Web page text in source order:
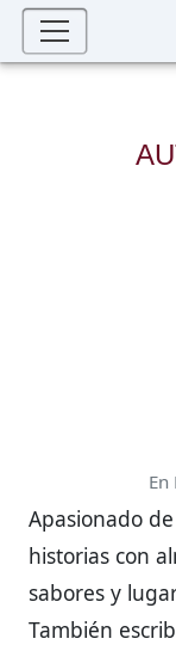
En
Apasionado
historias con
sabores y
También